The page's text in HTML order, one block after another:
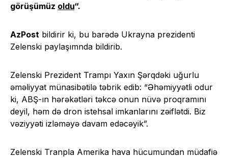
görüşümüz oldu“.
AzPost bildirir ki, bu barədə Ukrayna prezidenti
Zelenski paylaşımnda bildirib.
Zelenski Prezident Trampı Yaxın Şərqdəki uğurlu
əməliyyat münasibətilə təbrik edib: “Əhəmiyyətli odur
ki, ABŞ-ın hərəkətləri təkcə onun nüvə proqramını
deyil, həm də dron istehsal imkanlarını zəiflətdi. Biz
vəziyyəti izləməyə davam edəcəyik”.
Zelenski Tranpla Amerika hava hücumundan müdafiə